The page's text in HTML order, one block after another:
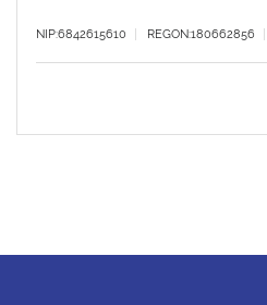
NIP:6842615610 REGON:180662856